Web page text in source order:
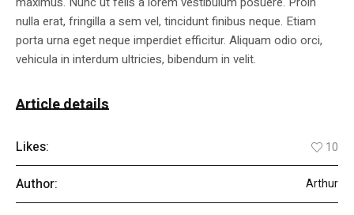
nulla erat, fringilla a sem vel, tincidunt finibus neque. Etiam
porta urna eget neque imperdiet efficitur. Aliquam odio orci,
vehicula in interdum ultricies, bibendum in velit.
Article details
Likes: 10
Author: Arthur